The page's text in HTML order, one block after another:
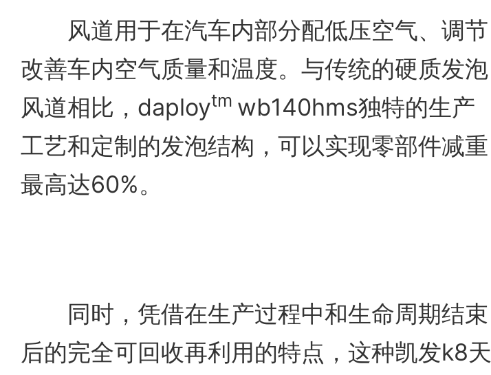
风道用于在汽车内部分配低压空气、调节
改善车内空气质量和温度。与传统的硬质发泡
风道相比，daploytm wb140hms独特的生产
工艺和定制的发泡结构，可以实现零部件减重
最高达60%。
同时，凭借在生产过程中和生命周期结束
后的完全可回收再利用的特点，这种凯发k8天